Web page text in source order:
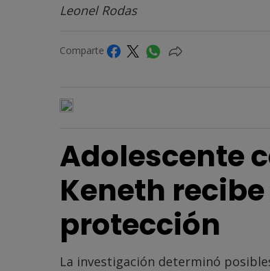
Leonel Rodas
Comparte
Adolescente
Keneth
protección
La investigación determinó